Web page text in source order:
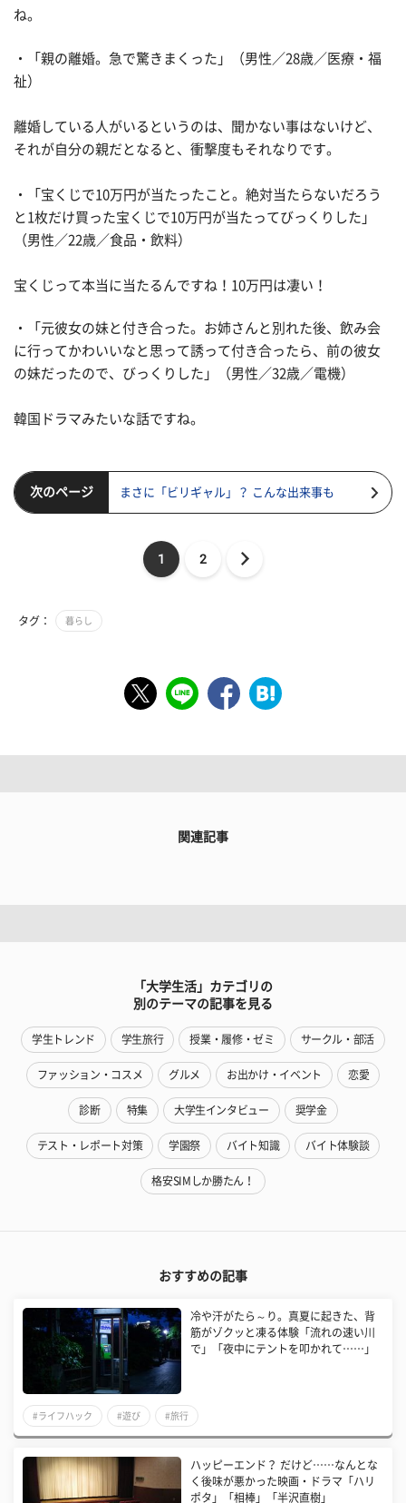
ね。
・「親の離婚。急で驚きまくった」（男性／28歳／医療・福
祉）
離婚している人がいるというのは、聞かない事はないけど、
それが自分の親だとなると、衝撃度もそれなりです。
・「宝くじで10万円が当たったこと。絶対当たらないだろう
と1枚だけ買った宝くじで10万円が当たってびっくりした」
（男性／22歳／食品・飲料）
宝くじって本当に当たるんですね！10万円は凄い！
・「元彼女の妹と付き合った。お姉さんと別れた後、飲み会
に行ってかわいいなと思って誘って付き合ったら、前の彼女
の妹だったので、びっくりした」（男性／32歳／電機）
韓国ドラマみたいな話ですね。
次のページ まさに「ビリギャル」？ こんな出来事も
1 2
タグ： 暮らし
関連記事
「大学生活」カテゴリの
別のテーマの記事を見る
学生トレンド 学生旅行 授業・履修・ゼミ サークル・部活
ファッション・コスメ グルメ お出かけ・イベント 恋愛
診断 特集 大学生インタビュー 奨学金
テスト・レポート対策 学園祭 バイト知識 バイト体験談
格安SIMしか勝たん！
おすすめの記事
冷や汗がたら～り。真夏に起きた、背
筋がゾクッと凍る体験「流れの速い川
で」「夜中にテントを叩かれて……」
#ライフハック #遊び #旅行
ハッピーエンド？ だけど……なんとな
く後味が悪かった映画・ドラマ「ハリ
ポタ」「相棒」「半沢直樹」